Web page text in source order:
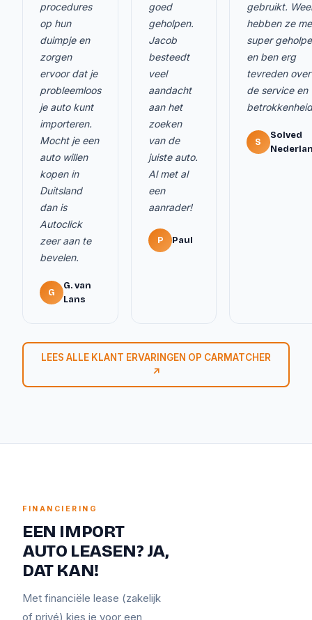
procedures
op hun
duimpje en
zorgen
ervoor dat je
probleemloos
je auto kunt
importeren.
Mocht je een
auto willen
kopen in
Duitsland
dan is
Autoclick
zeer aan te
bevelen.
G
G. van
Lans
goed
geholpen.
Jacob
besteedt
veel
aandacht
aan het
zoeken
van de
juiste auto.
Al met al
een
aanrader!
P Paul
gebruikt.
hebben ze me
super
en ben erg
tevreden over
de service en
S
Solved
LEES ALLE KLANT ERVARINGEN OP CARMATCHER
↗
FINANCIERING
EEN IMPORT
AUTO LEASEN? JA,
DAT KAN!
Met financiële lease (zakelijk
of privé) kies je voor een